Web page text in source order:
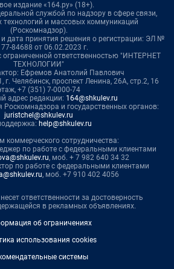
издание «164.ру» (18+).
службой по надзору в сфере связи,
и массовых коммуникаций
(Роскомнадзор).
дата принятия решения о регистрации: ЭЛ №
84688 от 06.02.2023 г.
ограниченной ответственностью "ИНТЕРНЕТ
ТЕХНОЛОГИИ"
Ефремов Анатолий Павлович
г. Челябинск, проспект Ленина, 26А, стр.2, 16
+7 (351) 7-0000-74
адрес редакции: 164@shkulev.ru
Роскомнадзора и государственных органов:
juristchel@shkulev.ru
help@shkulev.ru
коммерческого сотрудничества:
по работе с федеральными клиентами
, моб. + 7 982 640 34 32
по работе с федеральными клиентами
, моб. +7 910 402 4056
ответственности за достоверность
в рекламных объявлениях.
об ограничениях
использования cookies
системы